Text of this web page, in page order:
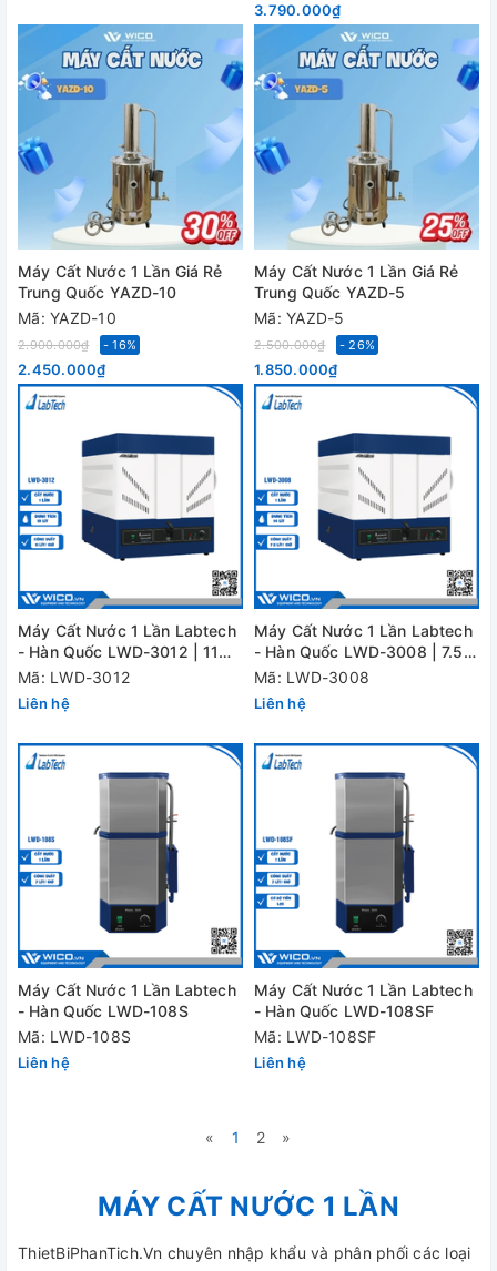
3.790.000₫
Máy Cất Nước 1 Lần Giá Rẻ
Trung Quốc YAZD-10
Mã: YAZD-10
2.900.000₫ - 16%
2.450.000₫
Máy Cất Nước 1 Lần Giá Rẻ
Trung Quốc YAZD-5
Mã: YAZD-5
2.500.000₫ - 26%
1.850.000₫
Máy Cất Nước 1 Lần Labtech
- Hàn Quốc LWD-3012 | 11
Lít/giờ
Mã: LWD-3012
Liên hệ
Máy Cất Nước 1 Lần Labtech
- Hàn Quốc LWD-3008 | 7.5
Lít/giờ
Mã: LWD-3008
Liên hệ
Máy Cất Nước 1 Lần Labtech
- Hàn Quốc LWD-108S
Mã: LWD-108S
Liên hệ
Máy Cất Nước 1 Lần Labtech
- Hàn Quốc LWD-108SF
Mã: LWD-108SF
Liên hệ
« 1 2 »
MÁY CẤT NƯỚC 1 LẦN
ThietBiPhanTich.Vn chuyên nhập khẩu và phân phối các loại